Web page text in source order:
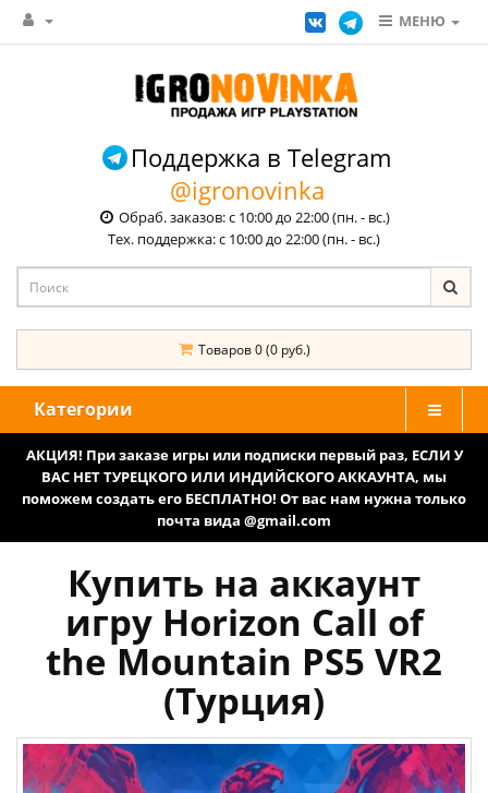
МЕНЮ
Поддержка в Telegram
@igronovinka
Обраб. заказов: с 10:00 до 22:00 (пн. - вс.)
Тех. поддержка: с 10:00 до 22:00 (пн. - вс.)
Товаров 0 (0 руб.)
Категории
АКЦИЯ! При заказе игры или подписки первый раз, ЕСЛИ У
ВАС НЕТ ТУРЕЦКОГО ИЛИ ИНДИЙСКОГО АККАУНТА, мы
поможем создать его БЕСПЛАТНО! От вас нам нужна только
почта вида @gmail.com
Купить на аккаунт
игру Horizon Call of
the Mountain PS5 VR2
(Турция)